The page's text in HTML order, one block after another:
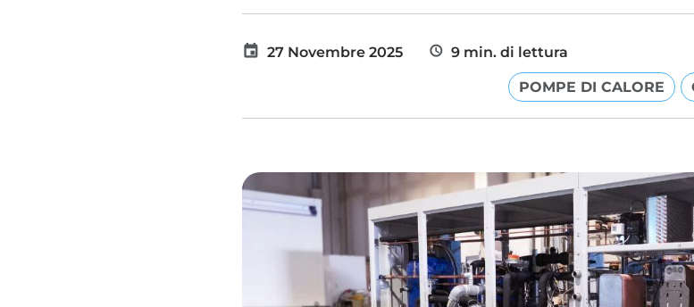
27 Novembre 2025 9 min. di lettura
POMPE DI CALORE